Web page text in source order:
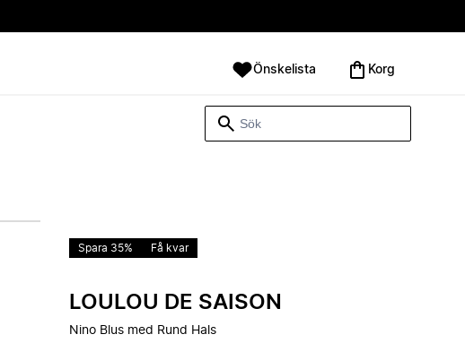
Önskelista Korg
Spara 35% Få kvar
LOULOU DE SAISON
Nino Blus med Rund Hals